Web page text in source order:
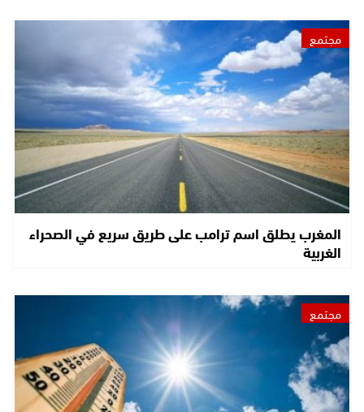
مجتمع
المغرب يطلق اسم ترامب على طريق سريع في الصحراء
الغربية
مجتمع